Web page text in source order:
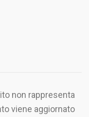
non rappresenta
viene aggiornato